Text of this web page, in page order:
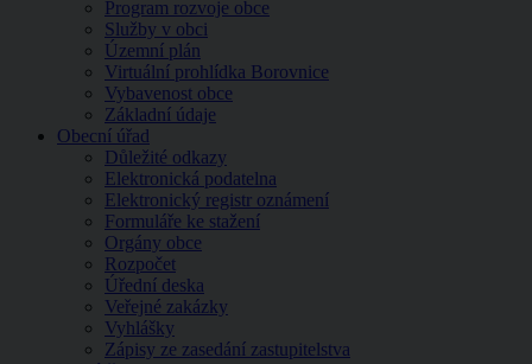
Program rozvoje obce
Služby v obci
Územní plán
Virtuální prohlídka Borovnice
Vybavenost obce
Základní údaje
Obecní úřad
Důležité odkazy
Elektronická podatelna
Elektronický registr oznámení
Formuláře ke stažení
Orgány obce
Rozpočet
Úřední deska
Veřejné zakázky
Vyhlášky
Zápisy ze zasedání zastupitelstva